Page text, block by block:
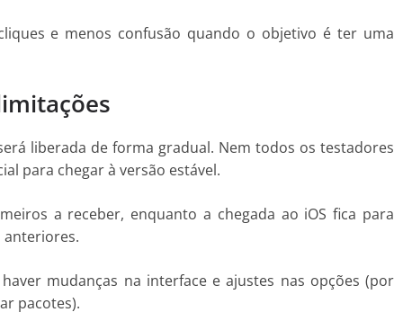
e menos confusão quando o objetivo é ter uma
liberada de forma gradual. Nem todos os testadores
para chegar à versão estável.
a receber, enquanto a chegada ao iOS fica para
anteriores.
mudanças na interface e ajustes nas opções (por
pacotes).